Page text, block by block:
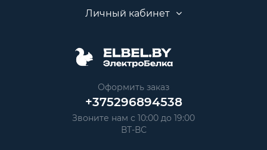
Личный кабинет
Оформить заказ
+375296894538
Звоните нам с 10:00 до 19:00
ВТ-ВС